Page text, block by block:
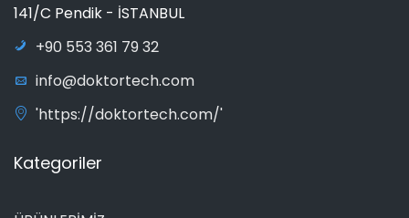
141/C Pendik - İSTANBUL
+90 553 361 79 32
info@doktortech.com
'https://doktortech.com/'
Kategoriler